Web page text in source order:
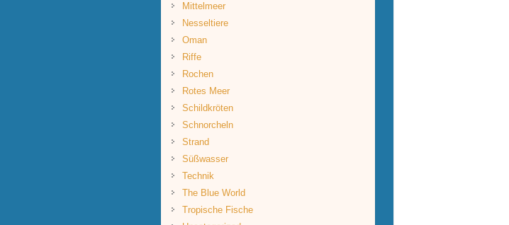
Mittelmeer
Nesseltiere
Oman
Riffe
Rochen
Rotes Meer
Schildkröten
Schnorcheln
Strand
Süßwasser
Technik
The Blue World
Tropische Fische